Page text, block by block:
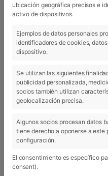
06 Feb 2019
ubicación geográfica precisos e
activo de dispositivos.
Ejemplos de datos personales
identificadores de cookies,
dispositivo.
Se utilizan las siguientes
publicidad personalizada,
socios también utilizan
geolocalización precisa.
Algunos socios procesan datos
tiene derecho a oponerse a
configuración.
El consentimiento es específico
consent).